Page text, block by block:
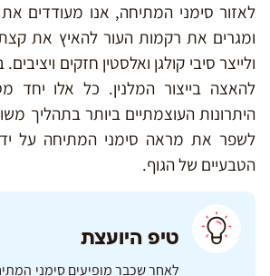
לאזור סימני המתיחה, אנו מעודדים
ומגרים את רקמות העור להאיץ את
ולייצר סיבי קולגן ואלסטין חזקים
להאצה בייצור המלנין. כל אלו יחד
היתרונות העוצמתיים ביותר בתהליך
לשפר את מראה סימני המתיחה על
הטבעיים של הגוף.
טיפ היועצת
לאחר שכבר מופיעים סימני